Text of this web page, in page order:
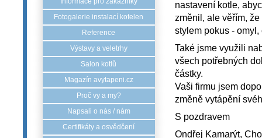
Fotogalerie instalací kotelen
Reference
Výstavy a veletrhy
Salon kotlů
Magazín avytapeni.cz
Proč vy a my?
Napsali o nás / nám
Certifikáty a osvědčení
nastavení kotle,
změnil, ale věřím,
stylem pokus -
Také jsme využili
všech potřebných
částky.
Vaši firmu jsem
změně vytápění
S pozdravem
Ondřej Kamarýt,